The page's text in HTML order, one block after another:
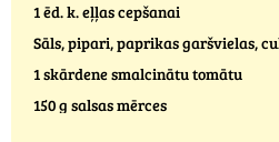
1 ēd. k. eļļas cepšanai
Sāls, pipari, paprikas garšvielas,
1 skārdene smalcinātu tomātu
150 g salsas mērces